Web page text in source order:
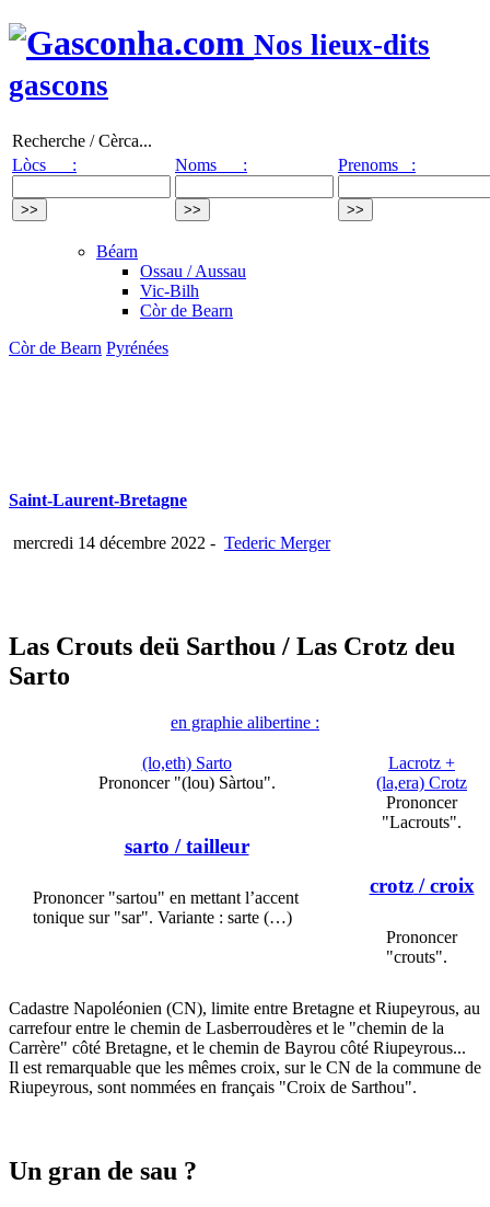
Nos lieux-dits
gascons
Recherche / Cèrca...
Lòcs :
Noms : Prenoms :
Béarn
Ossau / Aussau
Vic-Bilh
Còr de Bearn
Còr de Bearn Pyrénées
Saint-Laurent-Bretagne
mercredi 14 décembre 2022 - Tederic Merger
Las Crouts deü Sarthou / Las Crotz deu
Sarto
en graphie alibertine :
(lo,eth) Sarto
Prononcer "(lou) Sàrtou".
sarto / tailleur
Prononcer "sartou" en mettant l’accent
tonique sur "sar". Variante : sarte (…)
Lacrotz +
(la,era) Crotz
Prononcer
"Lacrouts".
crotz/ croix
Prononcer
"crouts".
Cadastre Napoléonien (CN), limite entre Bretagne et Riupeyrous, au
carrefour entre le chemin de Lasberroudères et le "chemin de la
Carrère" côté Bretagne, et le chemin de Bayrou côté Riupeyrous...
Il est remarquable que les mêmes croix, sur le CN de la commune de
Riupeyrous, sont nommées en français "Croix de Sarthou".
Un gran de sau ?